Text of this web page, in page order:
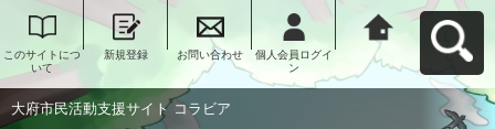
このサイトにつ
いて
新規登録 お問い合わせ
個人会員ログイ
ン
大府市民活動支
援サイト コラビ
アへ戻る
大府市民活動支援サイト コラビア